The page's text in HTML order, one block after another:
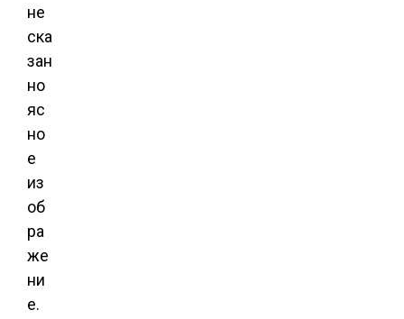
не
ска
зан
но
яс
но
е
из
об
ра
же
ни
е.